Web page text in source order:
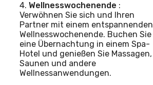
4. Wellnesswochenende :
Verwöhnen Sie sich und Ihren
Partner mit einem entspannenden
Wellnesswochenende. Buchen Sie
eine Übernachtung in einem Spa-
Hotel und genießen Sie Massagen,
Saunen und andere
Wellnessanwendungen.